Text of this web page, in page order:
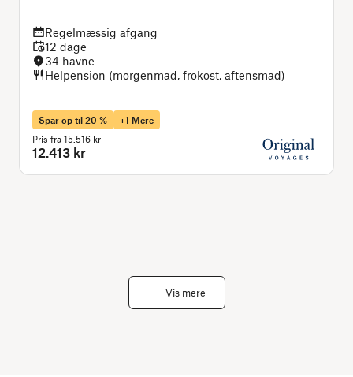
Regelmæssig afgang
12 dage
34 havne
Helpension (morgenmad, frokost, aftensmad)
Spar op til 20 %
+1 Mere
Pris fra 15.516 kr
12.413 kr
Vis mere